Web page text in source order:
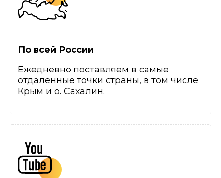
По всей России
Ежедневно поставляем в самые
отдаленные точки страны, в том числе
Крым и о. Сахалин.